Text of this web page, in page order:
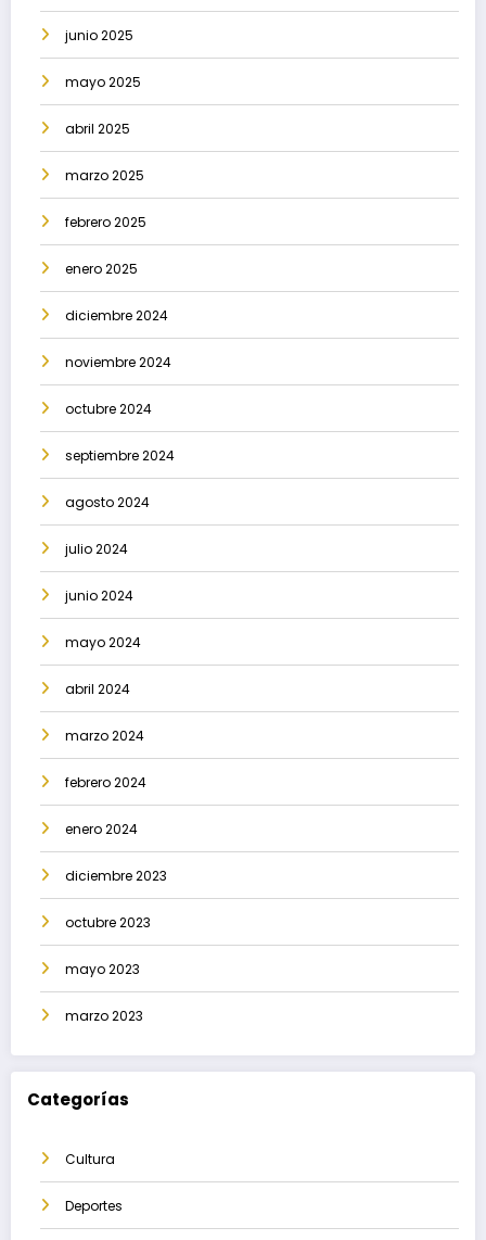
junio 2025
mayo 2025
abril 2025
marzo 2025
febrero 2025
enero 2025
diciembre 2024
noviembre 2024
octubre 2024
septiembre 2024
agosto 2024
julio 2024
junio 2024
mayo 2024
abril 2024
marzo 2024
febrero 2024
enero 2024
diciembre 2023
octubre 2023
mayo 2023
marzo 2023
Categorías
Cultura
Deportes